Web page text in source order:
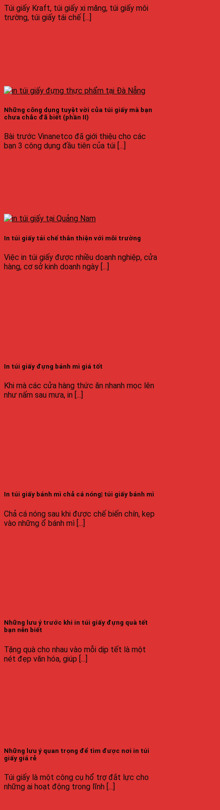
Túi giấy Kraft, túi giấy xi măng, túi giấy môi
trường, túi giấy tái chế [...]
Những công dụng tuyệt vời của túi giấy mà bạn
chưa chắc đã biết (phần II)
Bài trước Vinanetco đã giới thiệu cho các
bạn 3 công dụng đầu tiên của túi [...]
In túi giấy tái chế thân thiện với môi trường
Việc in túi giấy được nhiều doanh nghiệp, cửa
hàng, cơ sở kinh doanh ngày [...]
In túi giấy đựng bánh mì giá tốt
Khi mà các cửa hàng thức ăn nhanh mọc lên
như nấm sau mưa, in [...]
In túi giấy bánh mì chả cá nóng| túi giấy bánh mì
Chả cá nóng sau khi được chế biến chín, kẹp
vào những ổ bánh mì [...]
Những lưu ý trước khi in túi giấy đựng quà tết
bạn nên biết
Tặng quà cho nhau vào mỗi dịp tết là một
nét đẹp văn hóa, giúp [...]
Những lưu ý quan trọng để tìm được nơi in túi
giấy giá rẻ
Túi giấy là một công cụ hổ trợ đắt lực cho
những ai hoạt động trong lĩnh [...]